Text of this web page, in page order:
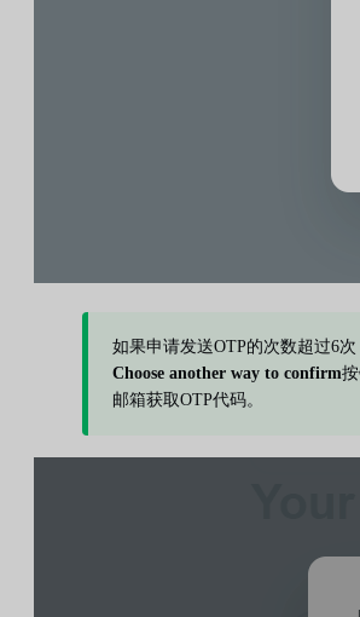
如果申请发送OTP的次数超过6
Choose another way to confirm
邮箱获取OTP代码。